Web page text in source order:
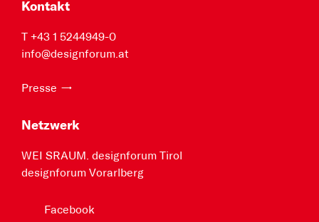
Kontakt
T +43 1 5244949-0
info@designforum.at
Presse
Netzwerk
WEI SRAUM. designforum Tirol
designforum Vorarlberg
Facebook